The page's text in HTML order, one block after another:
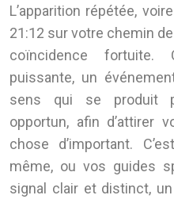
L’apparition répétée,
21:12 sur votre chemin
coïncidence fortuite.
puissante, un
sens qui se produit
opportun, afin d’attirer
chose d’important.
même, ou vos guides
signal clair et distinct,